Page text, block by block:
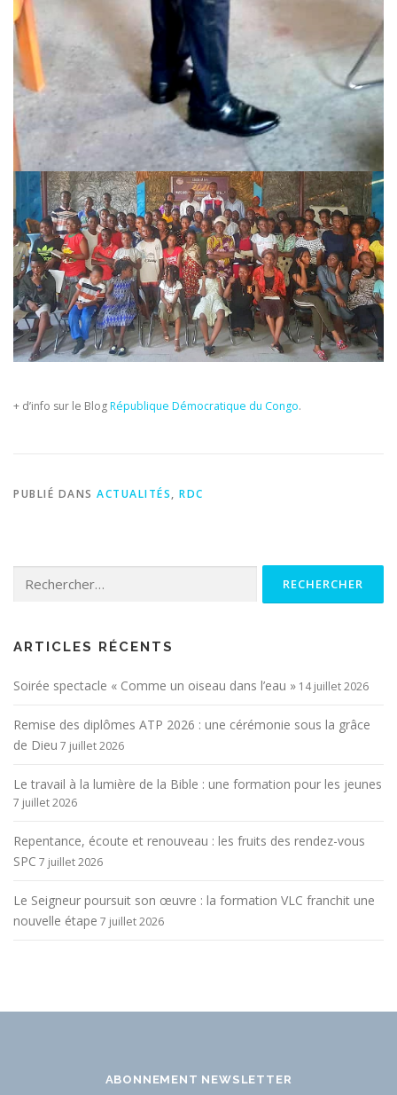
+ d’info sur le BlogRépublique Démocratique du Congo.
PUBLIÉ DANS ACTUALITÉS, RDC
ARTICLES RÉCENTS
Soirée spectacle « Comme un oiseau dans l’eau » 14 juillet 2026
Remise des diplômes ATP 2026 : une cérémonie sous la grâce
de Dieu 7 juillet 2026
Le travail à la lumière de la Bible : une formation pour les jeunes
7 juillet 2026
Repentance, écoute et renouveau : les fruits des rendez-vous
SPC 7 juillet 2026
Le Seigneur poursuit son œuvre : la formation VLC franchit une
nouvelle étape 7 juillet 2026
ABONNEMENT NEWSLETTER